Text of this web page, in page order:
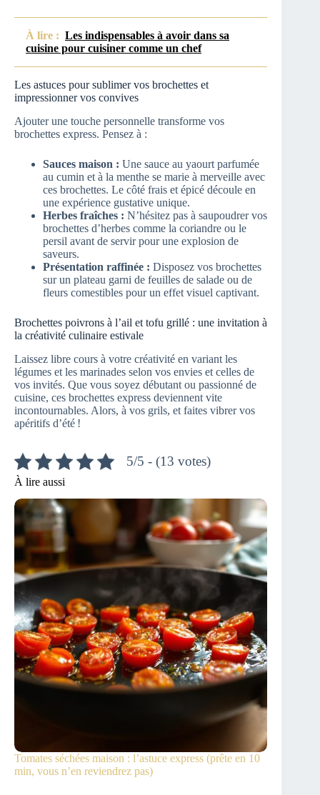
À lire : Les indispensables à avoir dans sa
cuisine pour cuisiner comme un chef
Les astuces pour sublimer vos brochettes et
impressionner vos convives
Ajouter une touche personnelle transforme vos
brochettes express. Pensez à :
Sauces maison : Une sauce au yaourt parfumée
au cumin et à la menthe se marie à merveille avec
ces brochettes. Le côté frais et épicé découle en
une expérience gustative unique.
Herbes fraîches : N’hésitez pas à saupoudrer vos
brochettes d’herbes comme la coriandre ou le
persil avant de servir pour une explosion de
saveurs.
Présentation raffinée : Disposez vos brochettes
sur un plateau garni de feuilles de salade ou de
fleurs comestibles pour un effet visuel captivant.
Brochettes poivrons à l’ail et tofu grillé : une invitation à
la créativité culinaire estivale
Laissez libre cours à votre créativité en variant les
légumes et les marinades selon vos envies et celles de
vos invités. Que vous soyez débutant ou passionné de
cuisine, ces brochettes express deviennent vite
incontournables. Alors, à vos grils, et faites vibrer vos
apéritifs d’été !
5/5 - (13 votes)
À lire aussi
Tomates séchées maison : l’astuce express (prête en 10
min, vous n’en reviendrez pas)